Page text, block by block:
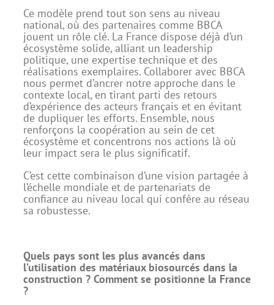
Ce modèle prend tout son sens au niveau
national, où des partenaires comme BBCA
jouent un rôle clé. La France dispose déjà d’un
écosystème solide, alliant un leadership
politique, une expertise technique et des
réalisations exemplaires. Collaborer avec BBCA
nous permet d’ancrer notre approche dans le
contexte local, en tirant parti des retours
d’expérience des acteurs français et en évitant
de dupliquer les efforts. Ensemble, nous
renforçons la coopération au sein de cet
écosystème et concentrons nos actions là où
leur impact sera le plus significatif.
C’est cette combinaison d’une vision partagée à
l’échelle mondiale et de partenariats de
confiance au niveau local qui confère au réseau
sa robustesse.
Quels pays sont les plus avancés dans
l’utilisation des matériaux biosourcés dans la
construction ? Comment se positionne la France
?